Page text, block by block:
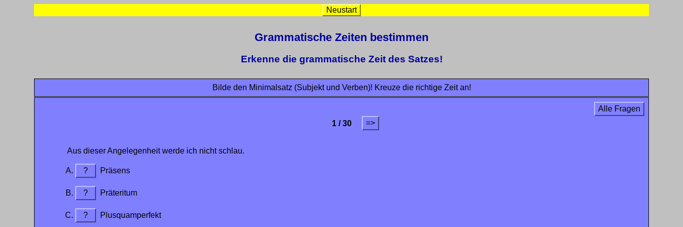
Neustart
Grammatische Zeiten bestimmen
Erkenne die grammatische Zeit des Satzes!
Bilde den Minimalsatz (Subjekt und Verben)! Kreuze die richtige Zeit an!
Alle Fragen
1 / 30
=>
Aus dieser Angelegenheit werde ich nicht schlau.
? Präsens
? Präteritum
? Plusquamperfekt